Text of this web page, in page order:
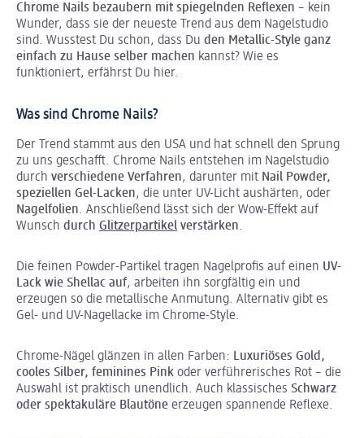
Chrome Nails bezaubern mit spiegelnden Reflexen – kein
Wunder, dass sie der neueste Trend aus dem Nagelstudio
sind. Wusstest Du schon, dass Du den Metallic-Style ganz
einfach zu Hause selber machen kannst? Wie es
funktioniert, erfährst Du hier.
Was sind Chrome Nails?
Der Trend stammt aus den USA und hat schnell den Sprung
zu uns geschafft. Chrome Nails entstehen im Nagelstudio
durch verschiedene Verfahren, darunter mit Nail Powder,
speziellen Gel-Lacken, die unter UV-Licht aushärten, oder
Nagelfolien. Anschließend lässt sich der Wow-Effekt auf
Wunsch durch Glitzerpartikel verstärken.
Die feinen Powder-Partikel tragen Nagelprofis auf einen UV-
Lack wie Shellac auf, arbeiten ihn sorgfältig ein und
erzeugen so die metallische Anmutung. Alternativ gibt es
Gel- und UV-Nagellacke im Chrome-Style.
Chrome-Nägel glänzen in allen Farben: Luxuriöses Gold,
cooles Silber, feminines Pink oder verführerisches Rot – die
Auswahl ist praktisch unendlich. Auch klassisches Schwarz
oder spektakuläre Blautöne erzeugen spannende Reflexe.